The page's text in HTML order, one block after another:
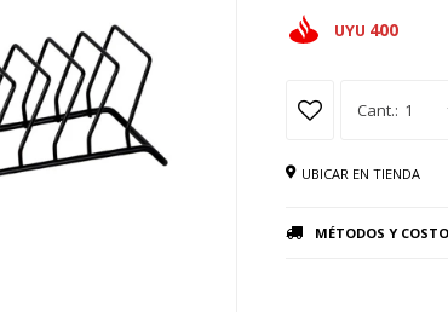
UYU 400
1
UBICAR EN TIENDA
MÉTODOS Y